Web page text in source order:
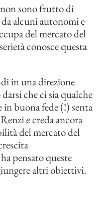
sono frutto di
alcuni autonomi e
del mercato del
conosce questa
in una direzione
che ci sia qualche
buona fede (!) senta
e creda ancora
del mercato del
pensato queste
altri obiettivi.